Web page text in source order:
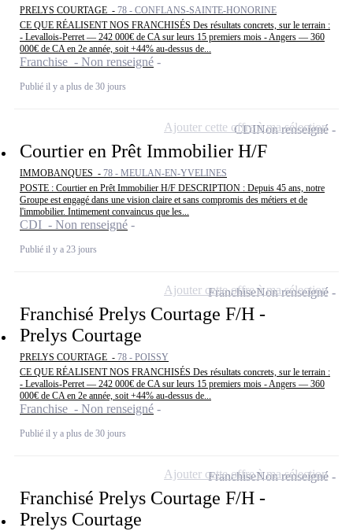
PRELYS COURTAGE - 78 - CONFLANS-SAINTE-HONORINE
CE QUE RÉALISENT NOS FRANCHISÉS Des résultats concrets, sur le terrain :
- Levallois-Perret — 242 000€ de CA sur leurs 15 premiers mois - Angers — 360
000€ de CA en 2e année, soit +44% au-dessus de...
Franchise - Non renseigné
Publié il y a plus de 30 jours
Courtier en Prêt Immobilier H/F
IMMOBANQUES - 78 - MEULAN-EN-YVELINES
POSTE : Courtier en Prêt Immobilier H/F DESCRIPTION : Depuis 45 ans, notre
Groupe est engagé dans une vision claire et sans compromis des métiers et de
l'immobilier. Intimement convaincus que les...
CDI - Non renseigné
Publié il y a 23 jours
CDINon renseigné
Ajouter cette offre à ma sélection
Franchisé Prelys Courtage F/H -
Prelys Courtage
PRELYS COURTAGE - 78 - POISSY
CE QUE RÉALISENT NOS FRANCHISÉS Des résultats concrets, sur le terrain :
- Levallois-Perret — 242 000€ de CA sur leurs 15 premiers mois - Angers — 360
000€ de CA en 2e année, soit +44% au-dessus de...
Franchise - Non renseigné
Publié il y a plus de 30 jours
FranchiseNon renseigné
Ajouter cette offre à ma sélection
Franchisé Prelys Courtage F/H -
Prelys Courtage
FranchiseNon renseigné
Ajouter cette offre à ma sélection